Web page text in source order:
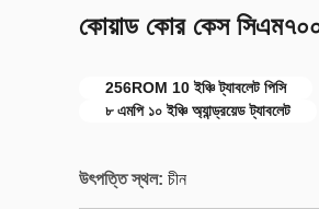
কোয়াড কোর কেস
256ROM 10 ইঞ্চি ট্যাবলেট পিসি
৮ এমপি ১০ ইঞ্চি অ্যান্ড্রয়েড ট্যাবলেট
উৎপত্তি স্থল: চীন